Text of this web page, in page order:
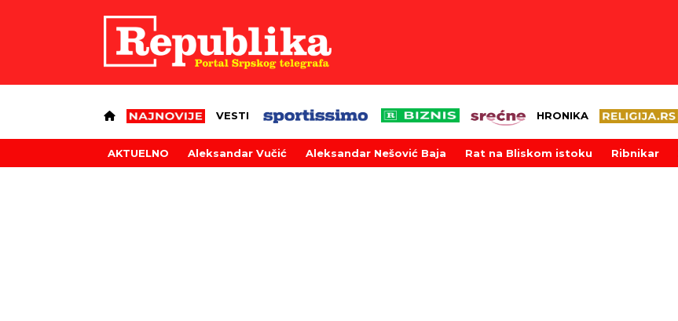
VESTI HRONIKA
AKTUELNO Aleksandar Vučić Aleksandar Nešović Baja Rat na Bliskom istoku Ribnikar